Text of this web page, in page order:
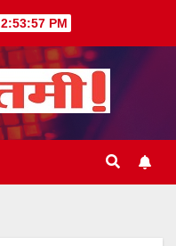
2:53:58 PM